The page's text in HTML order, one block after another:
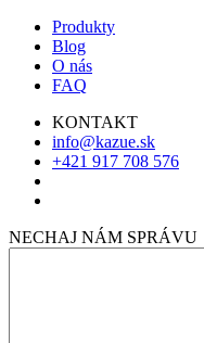
Produkty
Blog
O nás
FAQ
KONTAKT
info@kazue.sk
+421 917 708 576
NECHAJ NÁM SPRÁVU